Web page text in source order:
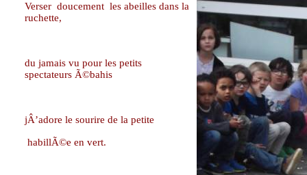
Verser doucement les abeilles dans la
ruchette,
du jamais vu pour les petits
spectateurs Ã©bahis
jÂ’adore le sourire de la petite
habillÃ©e en vert.